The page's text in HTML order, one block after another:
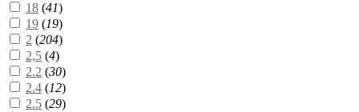
18 (41)
19 (19)
2 (204)
2,5 (4)
2.2 (30)
2.4 (12)
2.5 (29)